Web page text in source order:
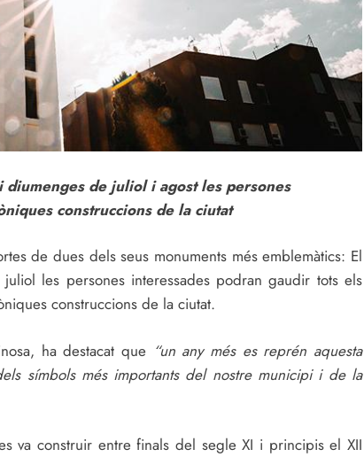
de juliol i agost les persones
construccions de la ciutat
de dues dels seus monuments més emblemàtics: El
les persones interessades podran gaudir tots els
construccions de la ciutat.
ha destacat que “un any més es reprén aquesta
símbols més importants del nostre municipi i de la
va construir entre finals del segle XI i principis el XII